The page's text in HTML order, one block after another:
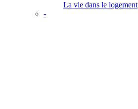
La vie dans le logement
-